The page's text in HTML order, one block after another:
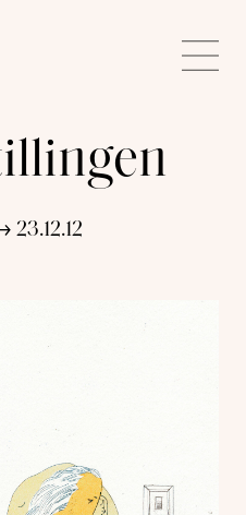
23.12.12